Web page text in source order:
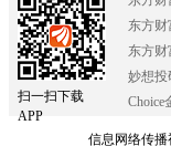
41
300382
42
900947
43
688128
44
603169 兰
45
高
300151 昌
300756
金
688312
燕
002837
英
300084
海
300103
达
上